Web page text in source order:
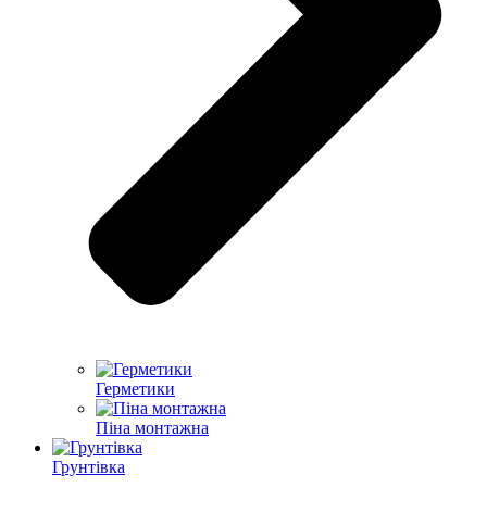
Герметики
Піна монтажна
Грунтівка